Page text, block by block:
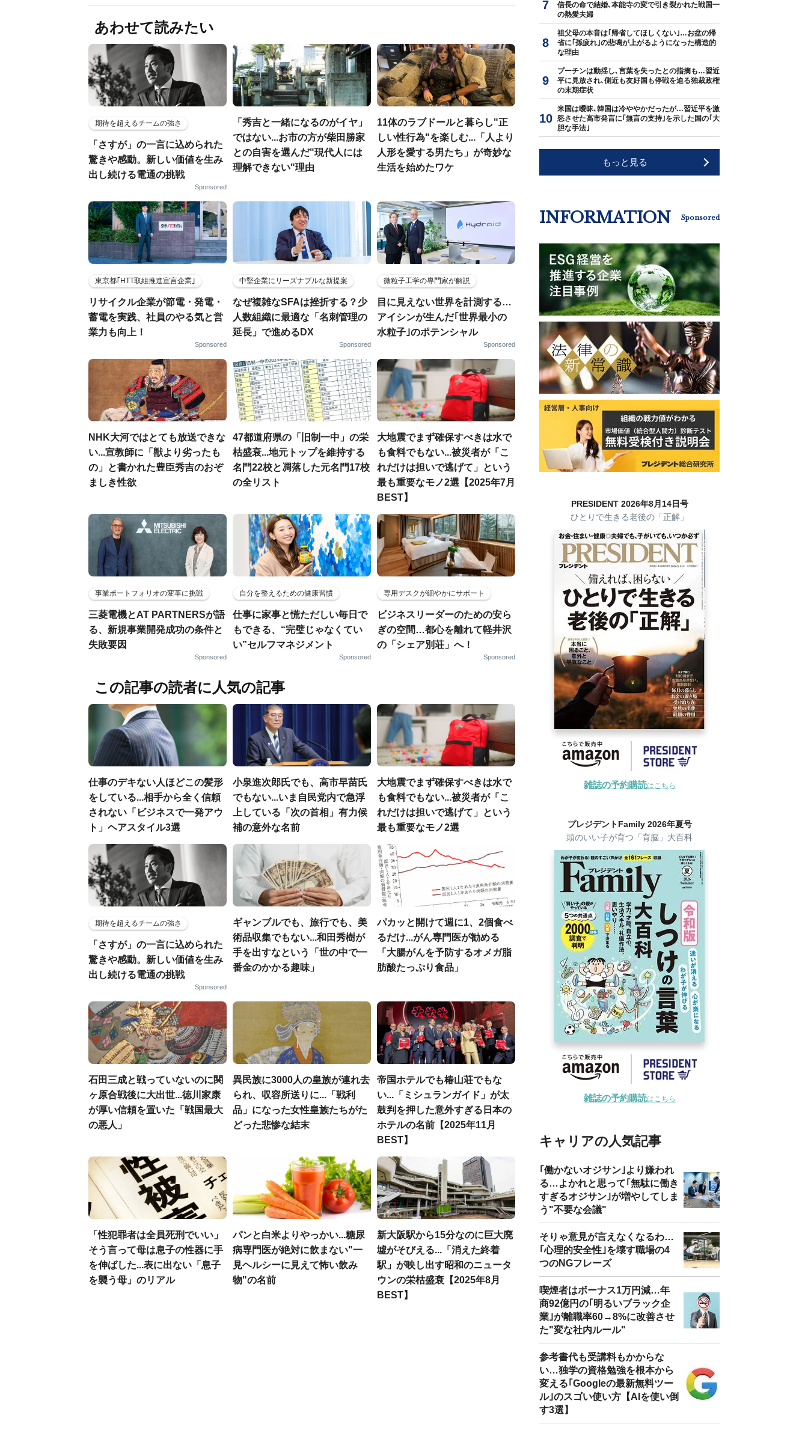
あわせて読みたい
期待を超えるチームの強さ
「さすが」の一言に込められた
驚きや感動。新しい価値を生み
出し続ける電通の挑戦
Sponsored
「秀吉と一緒になるのがイヤ」
ではない...お市の方が柴田勝家
との自害を選んだ"現代人には
理解できない"理由
11体のラブドールと暮らし"正
しい性行為"を楽しむ...「人より
人形を愛する男たち」が奇妙な
生活を始めたワケ
東京都｢HTT取組推進宣言企業｣
リサイクル企業が節電・発電・
蓄電を実践、社員のやる気と営
業力も向上！
Sponsored
中堅企業にリーズナブルな新提案
なぜ複雑なSFAは挫折する？少
人数組織に最適な「名刺管理の
延長」で進めるDX
Sponsored
微粒子工学の専門家が解説
目に見えない世界を計測する…
アイシンが生んだ｢世界最小の
水粒子｣のポテンシャル
Sponsored
NHK大河ではとても放送できな
い...宣教師に「獣より劣ったも
の」と書かれた豊臣秀吉のおぞ
ましき性欲
47都道府県の「旧制一中」の栄
枯盛衰...地元トップを維持する
名門22校と凋落した元名門17校
の全リスト
大地震でまず確保すべきは水で
も食料でもない...被災者が「こ
れだけは担いで逃げて」という
最も重要なモノ2選【2025年7月
BEST】
事業ポートフォリオの変革に挑戦
三菱電機とAT PARTNERSが語
る、新規事業開発成功の条件と
失敗要因
Sponsored
自分を整えるための健康習慣
仕事に家事と慌ただしい毎日で
もできる、“完璧じゃなくてい
い”セルフマネジメント
Sponsored
専用デスクが細やかにサポート
ビジネスリーダーのための安ら
ぎの空間…都心を離れて軽井沢
の「シェア別荘」へ！
Sponsored
この記事の読者に人気の記事
仕事のデキない人ほどこの髪形
をしている...相手から全く信頼
されない「ビジネスで一発アウ
ト」ヘアスタイル3選
小泉進次郎氏でも、高市早苗氏
でもない...いま自民党内で急浮
上している「次の首相」有力候
補の意外な名前
大地震でまず確保すべきは水で
も食料でもない...被災者が「こ
れだけは担いで逃げて」という
最も重要なモノ2選
期待を超えるチームの強さ
「さすが」の一言に込められた
驚きや感動。新しい価値を生み
出し続ける電通の挑戦
Sponsored
ギャンブルでも、旅行でも、美
術品収集でもない...和田秀樹が
手を出すなという「世の中で一
番金のかかる趣味」
パカッと開けて週に1、2個食べ
るだけ...がん専門医が勧める
「大腸がんを予防するオメガ脂
肪酸たっぷり食品」
石田三成と戦っていないのに関
ヶ原合戦後に大出世...徳川家康
が厚い信頼を置いた「戦国最大
の悪人」
異民族に3000人の皇族が連れ去
られ、収容所送りに...「戦利
品」になった女性皇族たちがた
どった悲惨な結末
帝国ホテルでも椿山荘でもな
い...「ミシュランガイド」が太
鼓判を押した意外すぎる日本の
ホテルの名前【2025年11月
BEST】
「性犯罪者は全員死刑でいい」
そう言って母は息子の性器に手
を伸ばした...表に出ない「息子
を襲う母」のリアル
パンと白米よりやっかい...糖尿
病専門医が絶対に飲まない"一
見ヘルシーに見えて怖い飲み
物"の名前
新大阪駅から15分なのに巨大廃
墟がそびえる...「消えた終着
駅」が映し出す昭和のニュータ
ウンの栄枯盛衰【2025年8月
BEST】
信長の命で結婚､本能寺の変で引き裂かれた戦国一
の熱愛夫婦
祖父母の本音は｢帰省してほしくない｣…お盆の帰
省に｢孫疲れ｣の悲鳴が上がるようになった構造的
な理由
プーチンは動揺し､言葉を失ったとの指摘も…習近
平に見放され､側近も友好国も停戦を迫る独裁政権
の末期症状
米国は曖昧､韓国は冷ややかだったが…習近平を激
怒させた高市発言に｢無言の支持｣を示した国の｢大
胆な手法｣
もっと見る
INFORMATION Sponsored
PRESIDENT 2026年8月14日号
ひとりで生きる老後の「正解」
雑誌の予約購読はこちら
プレジデントFamily 2026年夏号
頭のいい子が育つ「育脳」大百科
雑誌の予約購読はこちら
キャリアの人気記事
｢働かないオジサン｣より嫌われ
る…よかれと思って｢無駄に働き
すぎるオジサン｣が増やしてしま
う"不要な会議"
そりゃ意見が言えなくなるわ…
｢心理的安全性｣を壊す職場の4
つのNGフレーズ
喫煙者はボーナス1万円減…年
商92億円の｢明るいブラック企
業｣が離職率60→8%に改善させ
た"変な社内ルール"
参考書代も受講料もかからな
い…独学の資格勉強を根本から
変える｢Googleの最新無料ツー
ル｣のスゴい使い方【AIを使い倒
す3選】